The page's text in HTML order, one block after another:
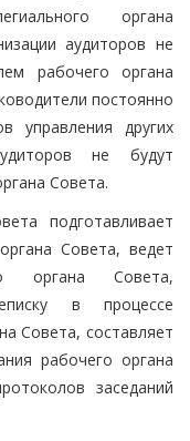
органа
аудиторов не
рабочего органа
постоянно
управления других
не будут
Совета.
подготавливает
Совета, ведет
органа Совета,
в процессе
Совета, составляет
рабочего органа
заседаний